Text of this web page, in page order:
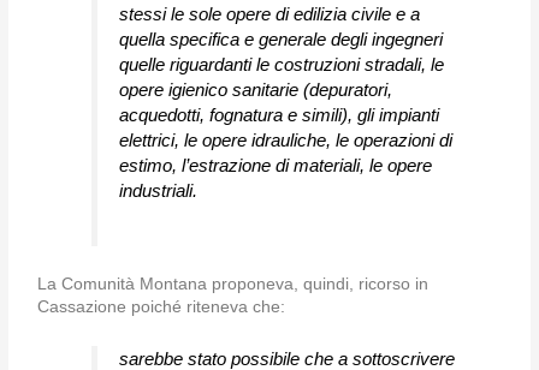
stessi le sole opere di edilizia civile e a
quella specifica e generale degli ingegneri
quelle riguardanti le costruzioni stradali, le
opere igienico sanitarie (depuratori,
acquedotti, fognatura e simili), gli impianti
elettrici, le opere idrauliche, le operazioni di
estimo, l’estrazione di materiali, le opere
industriali.
La Comunità Montana proponeva, quindi, ricorso in
Cassazione poiché riteneva che:
sarebbe stato possibile che a sottoscrivere